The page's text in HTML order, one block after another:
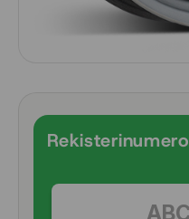
Rekisterinumero